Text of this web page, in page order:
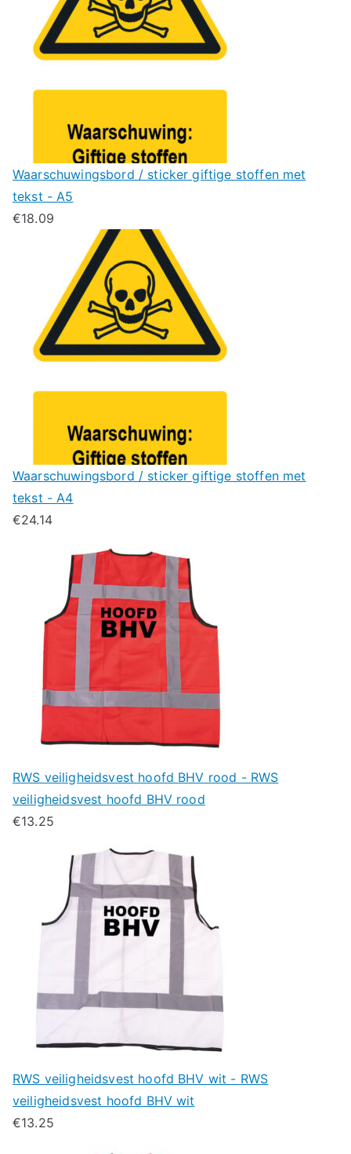
Waarschuwingsbord / sticker giftige stoffen met
tekst - A5
€18.09
Waarschuwingsbord / sticker giftige stoffen met
tekst - A4
€24.14
RWS veiligheidsvest hoofd BHV rood - RWS
veiligheidsvest hoofd BHV rood
€13.25
RWS veiligheidsvest hoofd BHV wit - RWS
veiligheidsvest hoofd BHV wit
€13.25